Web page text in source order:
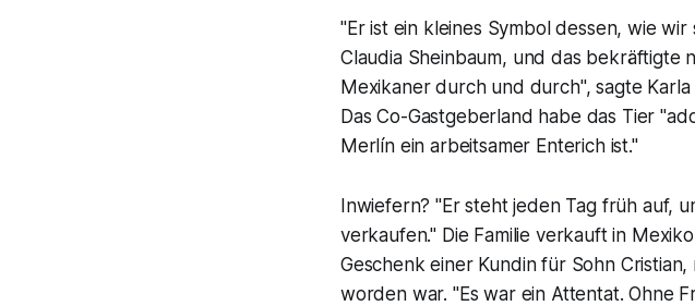
"Er ist ein kleines Symbol dessen, wie
Claudia Sheinbaum, und das bekräftigte
Mexikaner durch und durch", sagte
Das Co-Gastgeberland habe das Tier
Merlín ein arbeitsamer Enterich ist."
Inwiefern? "Er steht jeden Tag früh auf,
verkaufen." Die Familie verkauft in
Geschenk einer Kundin für Sohn
worden war. "Es war ein Attentat. Ohne